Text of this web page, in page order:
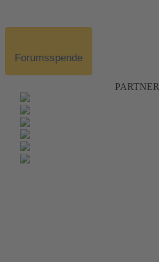
Forumsspende
PARTNER